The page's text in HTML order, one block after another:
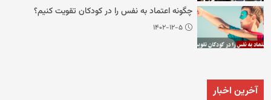
چگونه اعتماد به نفس را در کودکان تقویت کنیم؟
۱۴۰۲-۱۲-۵
آخرین اخبار